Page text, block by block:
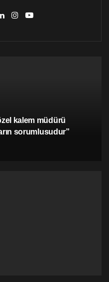
kalem müdürü
sorumlusudur”